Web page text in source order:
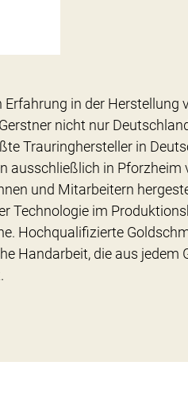
in der Herstellung
nicht nur
Trauringhersteller in
ausschließlich in Pforzheim
und Mitarbeitern
Technologie im
Hochqualifizierte
Handarbeit, die aus jedem